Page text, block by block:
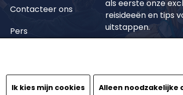
Contacteer ons
Pers
als eerste onze
reisideeën en tips
uitstappen.
Ik kies mijn cookies Alleen noodzakelijke